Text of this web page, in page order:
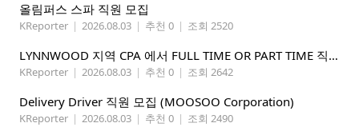
올림퍼스 스파 직원 모집
KReporter | 2026.08.03 | 추천 0 | 조회 2520
LYNNWOOD 지역 CPA 에서 FULL TIME OR PART TIME 직원을 찾습니다
KReporter | 2026.08.03 | 추천 0 | 조회 2642
Delivery Driver 직원 모집 (MOOSOO Corporation)
KReporter | 2026.08.03 | 추천 0 | 조회 2490